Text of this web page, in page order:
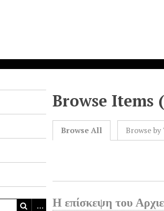
Browse Items
Browse All Browse by
Η επίσκεψη του